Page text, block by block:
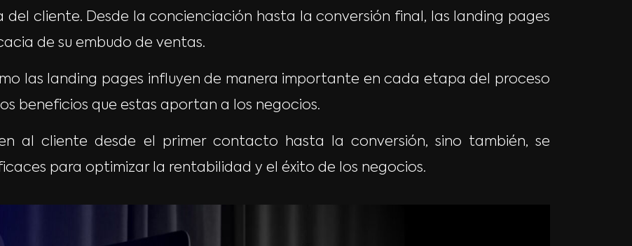
cliente. Desde la concienciación hasta la conversión final, las landing pages
de su embudo de ventas.
las landing pages influyen de manera importante en cada etapa del proceso
beneficios que estas aportan a los negocios.
al cliente desde el primer contacto hasta la conversión, sino también, se
para optimizar la rentabilidad y el éxito de los negocios.